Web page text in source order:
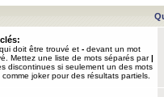
doit être trouvé et - devant un mot
Mettez une liste de mots séparés par|
discontinues si seulement un des mots
joker pour des résultats partiels.